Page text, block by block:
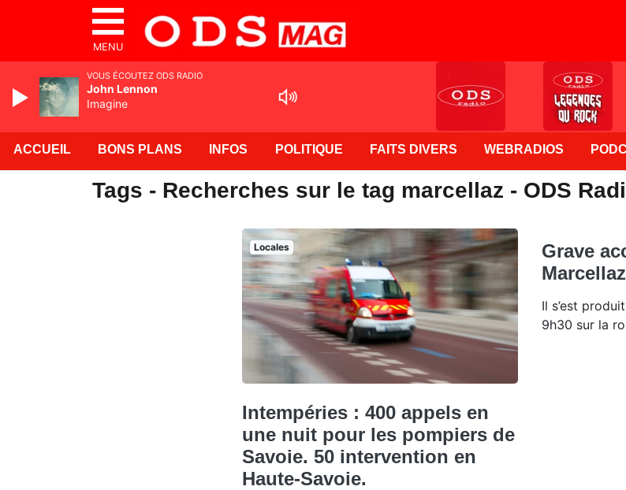
MENU
ACCUEIL BONS PLANS INFOS POLITIQUE FAITS DIVERS WEBRADIOS
Tags - Recherches sur le tag marcellaz - ODS
Locales
Intempéries : 400 appels en
une nuit pour les pompiers de
Savoie. 50 intervention en
Haute-Savoie.
Grave
Il s’est
9h30 sur la
VOUS ÉCOUTEZ ODS RADIO
John Lennon
Imagine